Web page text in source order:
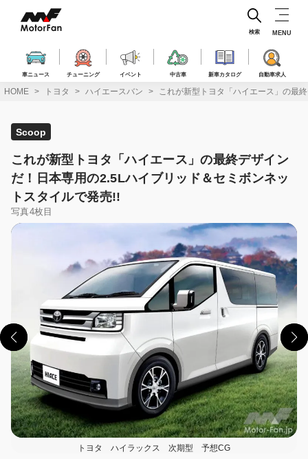
ス
車ニュース チューニング イベント 中古車 新車カタログ 自動車求人
検索 MENU
HOME トヨタ ハイエースバン これが新型トヨタ「ハイエース」の最
Scoop
これが新型トヨタ「ハイエース」の最終デザイン
だ！日本専用の2.5Lハイブリッド＆セミボンネッ
トスタイルで発売!!
写真4枚目
トヨタ ハイラックス 次期型 予想CG